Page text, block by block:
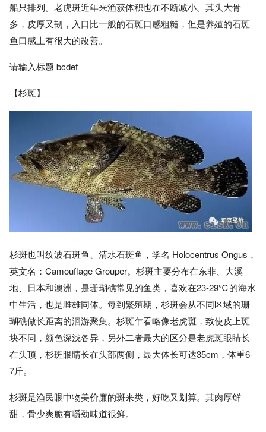
船只排列。老虎斑近年来渔获体积也在不断减小。其头大骨
多，皮厚又韧，入口比一般的石斑口感粗糙，但是养殖的石斑
鱼口感上有很大的改善。
请输入标题 bcdef
【杉斑】
杉斑也叫纹波石斑鱼、清水石斑鱼，学名 Holocentrus Ongus，
英文名：Camouflage Grouper。杉斑主要分布在东非、大溪
地、日本和澳洲，是珊瑚礁常见的鱼类，喜欢在23-29℃的海水
中生活，也是雌雄同体。每到繁殖期，杉斑会从不同区域的珊
瑚礁做长距离的洄游聚集。杉斑乍看略像老虎斑，致使皮上斑
块不同，颜色深浅各异，另外二者最大的区分是老虎斑眼睛长
在头顶，杉斑眼睛长在头部两侧，最大体长可达35cm，体重6-
7斤。
杉斑是渔民眼中物美价廉的斑来类，好吃又划算。其肉厚鲜
甜，骨少爽脆有嚼劲味道很鲜。